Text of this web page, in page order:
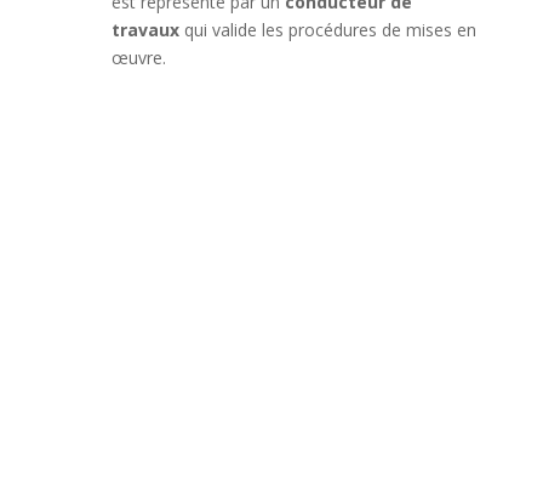
travauxqui valide les procédures de mises en
œuvre.